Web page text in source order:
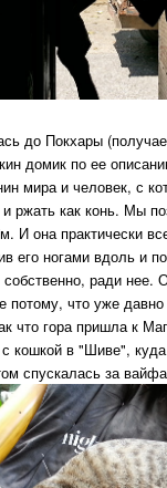
до Покхары
домик по ее
мира и человек, с
и ржать как конь. Мы
И она практически
его ногами вдоль и
ради нее.
потому, что уже
что гора пришла к
кошкой в "Шиве", куда
спускалась за